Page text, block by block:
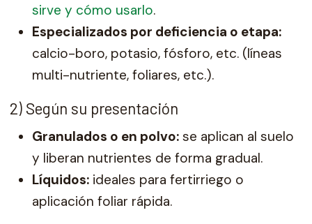
sirve y cómo usarlo.
Especializados por deficiencia o etapa:
calcio-boro, potasio, fósforo, etc. (líneas
multi-nutriente, foliares, etc.).
2) Según su presentación
Granulados o en polvo: se aplican al suelo
y liberan nutrientes de forma gradual.
Líquidos: ideales para fertirriego o
aplicación foliar rápida.